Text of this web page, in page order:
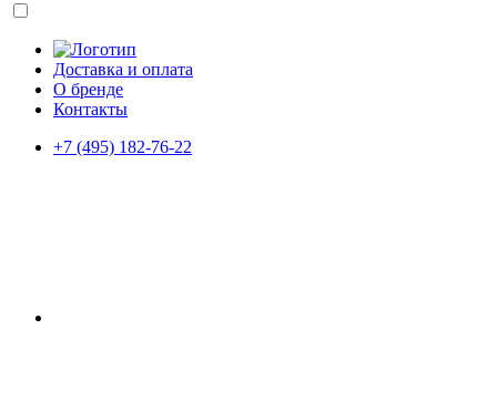
Доставка и оплата
О бренде
Контакты
+7 (495) 182-76-22